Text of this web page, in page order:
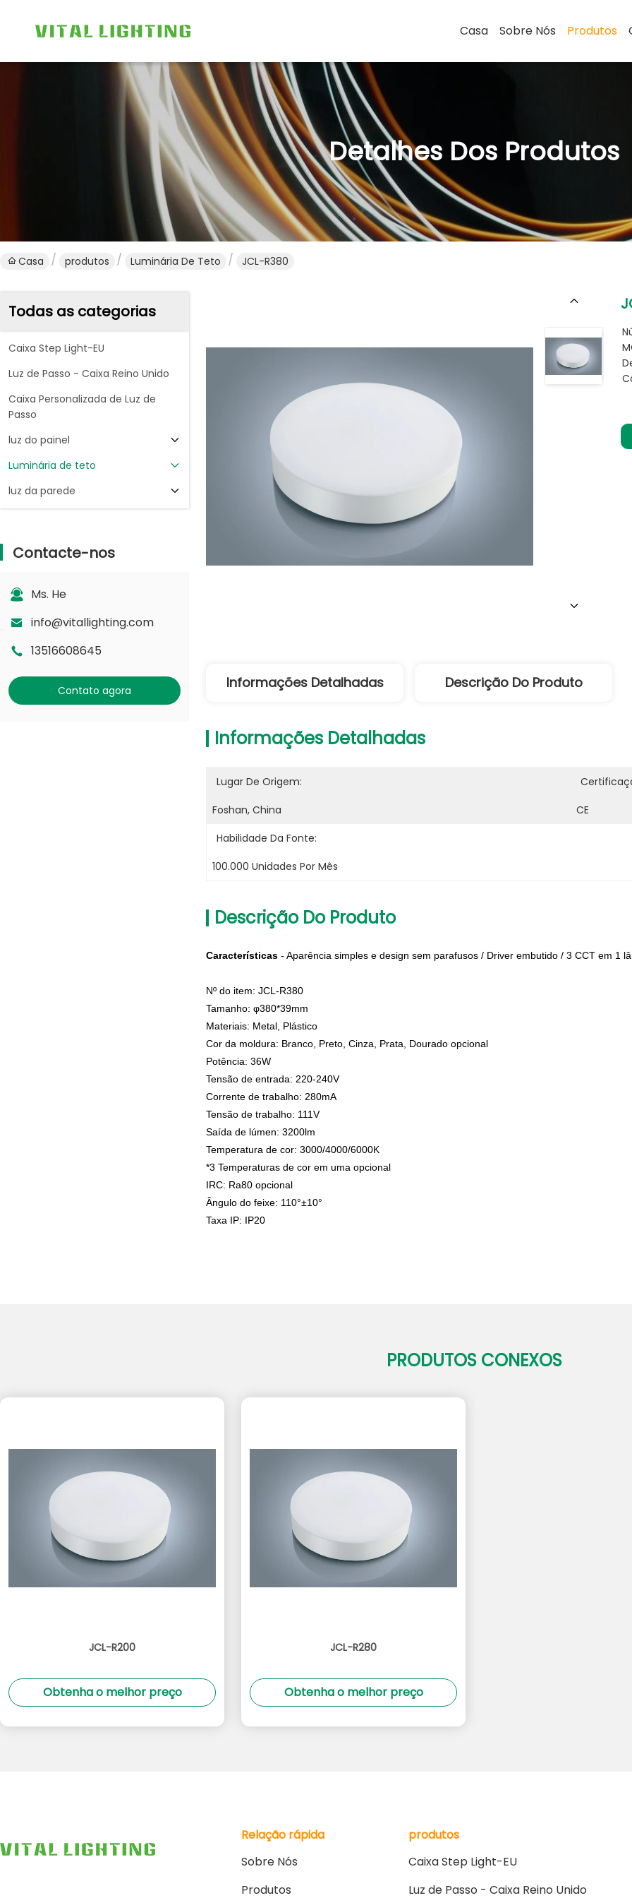
Casa Sobre Nós Produtos
Detalhes Dos Produtos
Casa produtos Luminária De Teto JCL-R380
Todas as categorias
Caixa Step Light-EU
Luz de Passo - Caixa Reino Unido
Caixa Personalizada de Luz de
Passo
luz do painel
Luminária de teto
luz da parede
Contacte-nos
Ms. He
info@vitallighting.com
13516608645
Contato agora Informações Detalhadas Descrição Do Produto
Informações Detalhadas
Lugar De Origem:
Foshan, China
CE
Habilidade Da Fonte:
100.000 Unidades Por Mês
Descrição Do Produto
Características - Aparência simples e design sem parafusos / Driver embutido / 3 CCT em 1
Nº do item: JCL-R380
Tamanho: φ380*39mm
Materiais: Metal, Plástico
Cor da moldura: Branco, Preto, Cinza, Prata, Dourado opcional
Potência: 36W
Tensão de entrada: 220-240V
Corrente de trabalho: 280mA
Tensão de trabalho: 111V
Saída de lúmen: 3200lm
Temperatura de cor: 3000/4000/6000K
*3 Temperaturas de cor em uma opcional
IRC: Ra80 opcional
Ângulo do feixe: 110°±10°
Taxa IP: IP20
PRODUTOS CONEXOS
JCL-R200
Obtenha o melhor preço
JCL-R280
Obtenha o melhor preço
Relação rápida
Sobre Nós
Produtos
produtos
Caixa Step Light-EU
Luz de Passo - Caixa Reino Unido